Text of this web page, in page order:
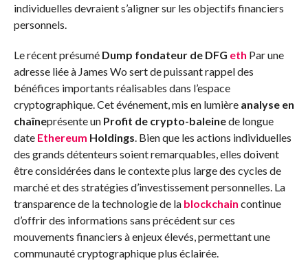
individuelles devraient s’aligner sur les objectifs financiers
personnels.
Le récent présumé Dump fondateur de DFG eth Par une
adresse liée à James Wo sert de puissant rappel des
bénéfices importants réalisables dans l’espace
cryptographique. Cet événement, mis en lumière analyse en
chaîneprésente un Profit de crypto-baleinede longue
date Ethereum Holdings . Bien que les actions individuelles
des grands détenteurs soient remarquables, elles doivent
être considérées dans le contexte plus large des cycles de
marché et des stratégies d’investissement personnelles. La
transparence de la technologie de la blockchain continue
d’offrir des informations sans précédent sur ces
mouvements financiers à enjeux élevés, permettant une
communauté cryptographique plus éclairée.